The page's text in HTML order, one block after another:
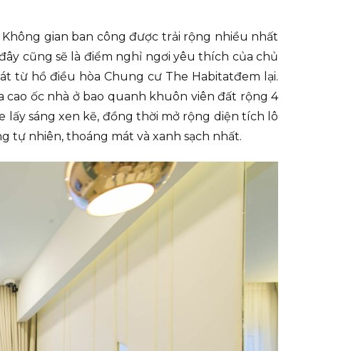
gian ban công được trải rộng nhiều nhất
cũng sẽ là điểm nghỉ ngơi yêu thích của chủ
từ hồ điều hòa Chung cư The Habitatđem lại.
cao ốc nhà ở bao quanh khuôn viên đất rộng 4
lấy sáng xen kẽ, đồng thời mở rộng diện tích lô
tự nhiên, thoáng mát và xanh sạch nhất.